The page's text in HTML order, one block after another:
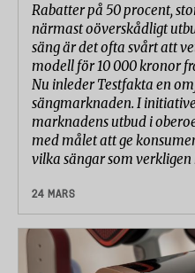
Rabatter på 50 procent,
närmast oöverskådligt
säng är det ofta svårt att
modell för 10 000 kronor
Nu inleder Testfakta en
sängmarknaden. I
marknadens utbud i
med målet att ge
vilka sängar som
24 MARS